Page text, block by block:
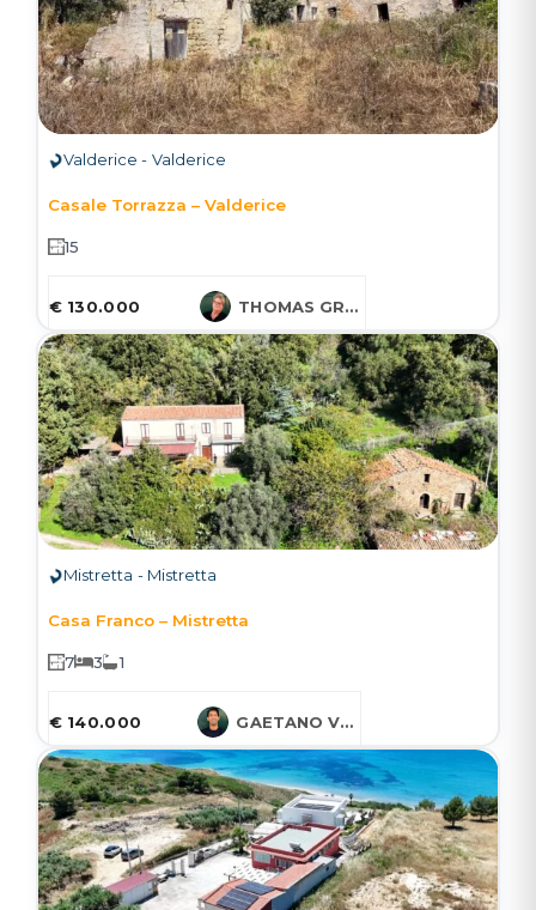
Valderice - Valderice
Casale Torrazza – Valderice
15
€ 130.000 THOMAS GRUESSNER
Mistretta - Mistretta
Casa Franco – Mistretta
7 3 1
€ 140.000 GAETANO VARCASIA